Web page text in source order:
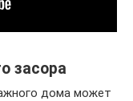
засора
дома может